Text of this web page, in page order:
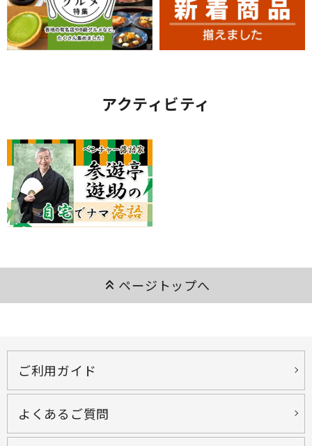
アクティビティ
keyboard_double_arrow_up ページトップへ
ご利用ガイド
よくあるご質問